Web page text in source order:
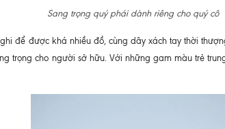
Sang trọng quý phái dành riêng cho quý cô
để được khá nhiều đồ, cùng dây xách tay thời
trọng cho người sở hữu. Với những gam màu trẻ